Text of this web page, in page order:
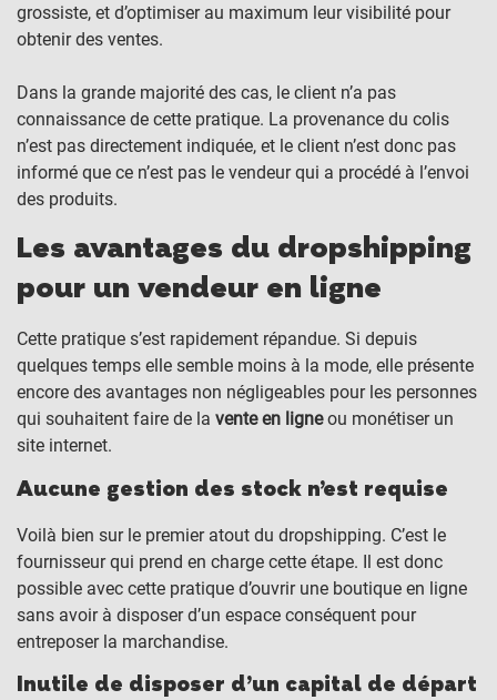
grossiste, et d’optimiser au maximum leur visibilité pour
obtenir des ventes.
Dans la grande majorité des cas, le client n’a pas
connaissance de cette pratique. La provenance du colis
n’est pas directement indiquée, et le client n’est donc pas
informé que ce n’est pas le vendeur qui a procédé à l’envoi
des produits.
Les avantages du dropshipping
pour un vendeur en ligne
Cette pratique s’est rapidement répandue. Si depuis
quelques temps elle semble moins à la mode, elle présente
encore des avantages non négligeables pour les personnes
qui souhaitent faire de la vente en ligneou monétiser un
site internet.
Aucune gestion des stock n’est requise
Voilà bien sur le premier atout du dropshipping. C’est le
fournisseur qui prend en charge cette étape. Il est donc
possible avec cette pratique d’ouvrir une boutique en ligne
sans avoir à disposer d’un espace conséquent pour
entreposer la marchandise.
Inutile de disposer d’un capital de départ